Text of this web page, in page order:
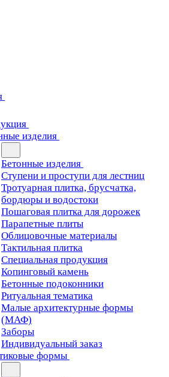
изделия
Бетонные изделия
Ступени и проступи для лестниц
Тротуарная плитка, брусчатка,
бордюры и водостоки
Пошаговая плитка для дорожек
Парапетные плиты
Облицовочные материалы
Тактильная плитка
Специальная продукция
Копинговый камень
Бетонные подоконники
Ритуальная тематика
Малые архитектурные формы
(МАФ)
Заборы
Индивидуальный заказ
формы